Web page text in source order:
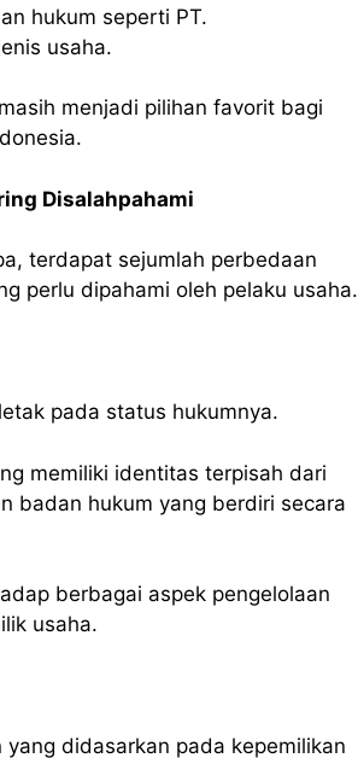
hukum seperti PT.
usaha.
menjadi pilihan favorit bagi
Disalahpahami
terdapat sejumlah perbedaan
perlu dipahami oleh pelaku usaha.
pada status hukumnya.
memiliki identitas terpisah dari
badan hukum yang berdiri secara
berbagai aspek pengelolaan
usaha.
didasarkan pada kepemilikan